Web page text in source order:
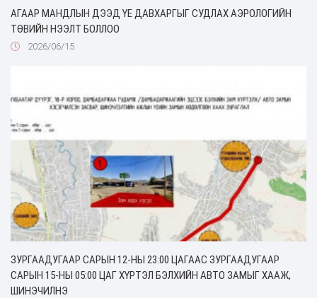
АГААР МАНДЛЫН ДЭЭД ҮЕ ДАВХАРГЫГ СУДЛАХ АЭРОЛОГИЙН
ТӨВИЙН НЭЭЛТ БОЛЛОО
2026/06/15
ЗУРГААДУГААР САРЫН 12-НЫ 23:00 ЦАГААС ЗУРГААДУГААР
САРЫН 15-НЫ 05:00 ЦАГ ХҮРТЭЛ БЭЛХИЙН АВТО ЗАМЫГ ХААЖ,
ШИНЭЧИЛНЭ